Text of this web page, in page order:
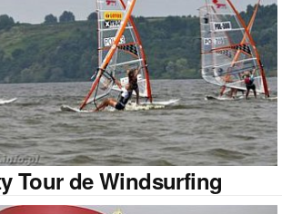
Tour de Windsurfing